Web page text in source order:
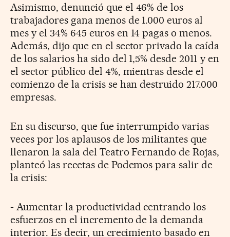
Asimismo, denunció que el 46% de los
trabajadores gana menos de 1.000 euros al
mes y el 34% 645 euros en 14 pagas o menos.
Además, dijo que en el sector privado la caída
de los salarios ha sido del 1,5% desde 2011 y en
el sector público del 4%, mientras desde el
comienzo de la crisis se han destruido 217.000
empresas.
En su discurso, que fue interrumpido varias
veces por los aplausos de los militantes que
llenaron la sala del Teatro Fernando de Rojas,
planteó las recetas de Podemos para salir de
la crisis:
- Aumentar la productividad centrando los
esfuerzos en el incremento de la demanda
interior. Es decir, un crecimiento basado en